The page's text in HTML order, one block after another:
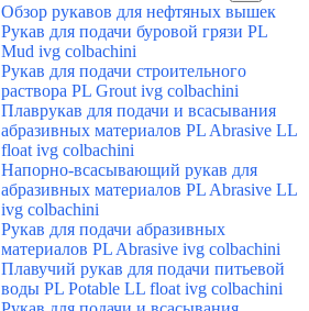
Обзор рукавов для нефтяных вышек
Рукав для подачи буровой грязи PL
Mud ivg colbachini
Рукав для подачи строительного
раствора PL Grout ivg colbachini
Плаврукав для подачи и всасывания
абразивных материалов PL Abrasive LL
float ivg colbachini
Напорно-всасывающий рукав для
абразивных материалов PL Abrasive LL
ivg colbachini
Рукав для подачи абразивных
материалов PL Abrasive ivg colbachini
Плавучий рукав для подачи питьевой
воды PL Potable LL float ivg colbachini